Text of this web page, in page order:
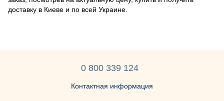
доставку в Киеве и по всей Украине.
0 800 339 124
Контактная информация